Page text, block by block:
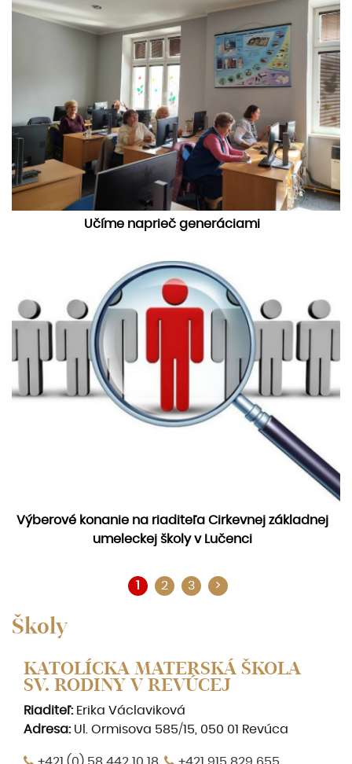
​Učíme naprieč generáciami
Výberové konanie na riaditeľa Cirkevnej základnej
umeleckej školy v Lučenci
1 2 3 >
Školy
KATOLÍCKA MATERSKÁ ŠKOLA
SV. RODINY V REVÚCEJ
Riaditeľ: Erika Václaviková
Adresa: Ul. Ormisova 585/15, 050 01 Revúca